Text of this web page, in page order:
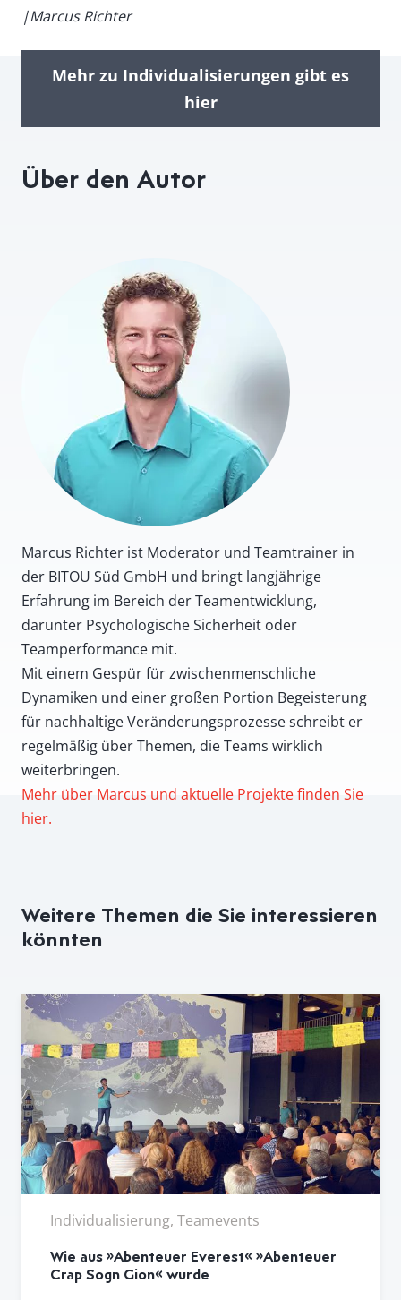
|Marcus Richter
Mehr zu Individualisierungen gibt es
hier
Über den Autor
Marcus Richter ist Moderator und Teamtrainer in
der BITOU Süd GmbH und bringt langjährige
Erfahrung im Bereich der Teamentwicklung,
darunter Psychologische Sicherheit oder
Teamperformance mit.
Mit einem Gespür für zwischenmenschliche
Dynamiken und einer großen Portion Begeisterung
für nachhaltige Veränderungsprozesse schreibt er
regelmäßig über Themen, die Teams wirklich
weiterbringen.
Mehr über Marcus und aktuelle Projekte finden Sie
hier.
Weitere Themen die Sie interessieren
könnten
Individualisierung, Teamevents
Wie aus »Abenteuer Everest« »Abenteuer
Crap Sogn Gion« wurde